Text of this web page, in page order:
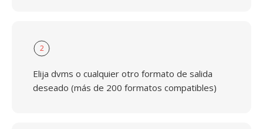
2
Elija dvms o cualquier otro formato de salida
deseado (más de 200 formatos compatibles)